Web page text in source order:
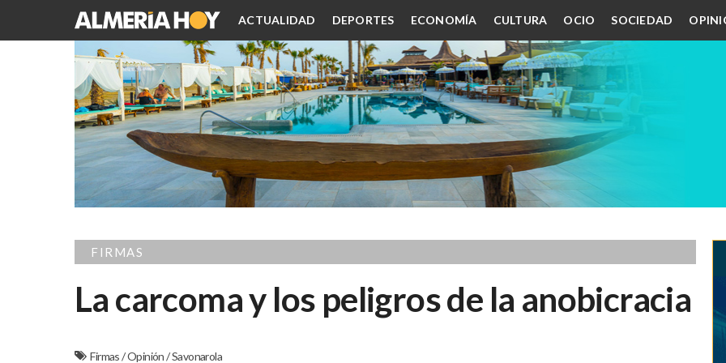
ACTUALIDAD DEPORTES ECONOMÍA CULTURA OCIO SOCIEDAD
FIRMAS
La carcoma y los peligros de la anobicracia
Firmas/Opinión/Savonarola